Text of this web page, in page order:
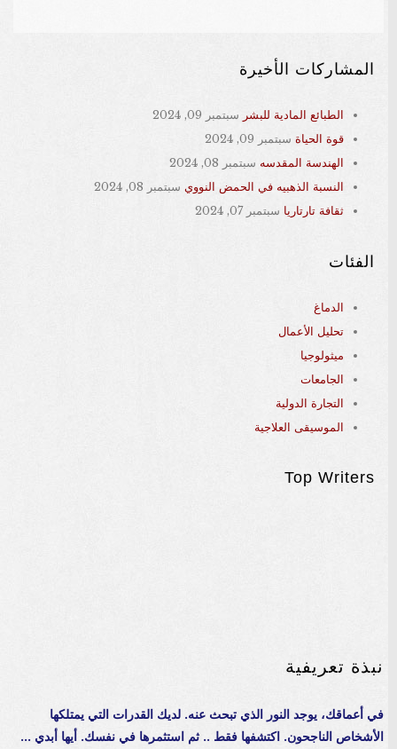
المشاركات الأخيرة
الطبائع المادية للبشر سبتمبر 09, 2024
قوة الحياة سبتمبر 09, 2024
الهندسة المقدسه سبتمبر 08, 2024
النسبة الذهبيه في الحمض النووي سبتمبر 08, 2024
ثقافة تارتاريا سبتمبر 07, 2024
الفئات
الدماغ
تحليل الأعمال
ميثولوجيا
الجامعات
التجارة الدولية
الموسيقى العلاجية
Top Writers
نبذة تعريفية
في أعماقك، يوجد النور الذي تبحث عنه. لديك القدرات التي يمتلكها
الأشخاص الناجحون. اكتشفها فقط .. ثم استثمرها في نفسك. أيها أبدي ...